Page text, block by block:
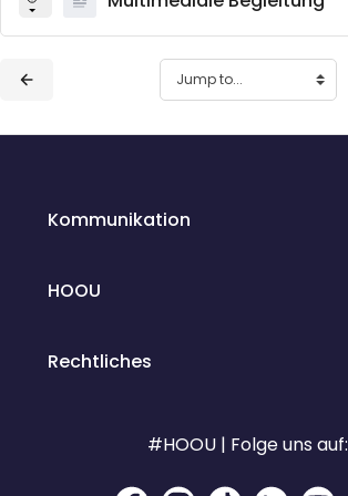
Kommunikation
HOOU
Rechtliches
#HOOU | Folge uns auf: